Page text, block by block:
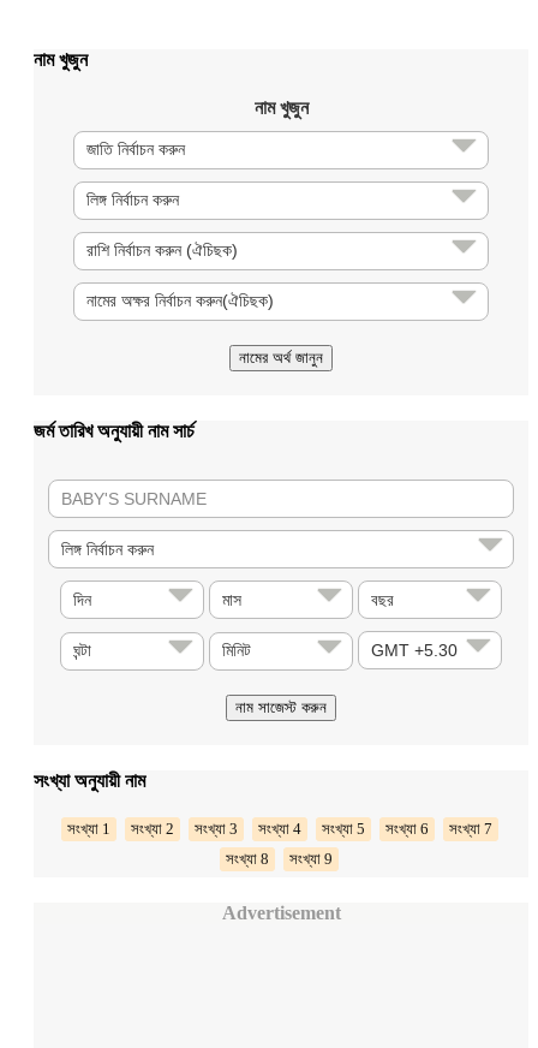
নাম খুজুন
নাম খুজুন
জর্ম তারিখ অনুযায়ী নাম সার্চ
সংখ্যা অনুযায়ী নাম
সংখ্যা 1 সংখ্যা 2 সংখ্যা 3 সংখ্যা 4 সংখ্যা 5 সংখ্যা 6
সংখ্যা 7
সংখ্যা 8
সংখ্যা 9
Advertisement